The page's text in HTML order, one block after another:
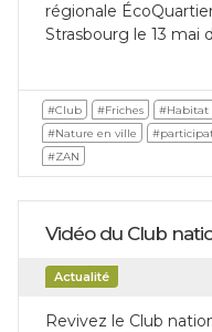
régionale
Strasbourg le 13 mai
#Club #Friches #Habitat
#Nature en ville
#ZAN
Vidéo du Club
Actualité
Revivez le Club